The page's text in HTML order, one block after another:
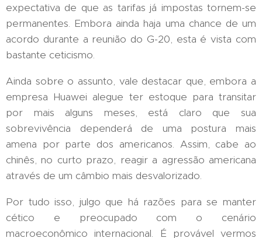
expectativa de que as tarifas já impostas tornem-se
permanentes. Embora ainda haja uma chance de um
acordo durante a reunião do G-20, esta é vista com
bastante ceticismo.
Ainda sobre o assunto, vale destacar que, embora a
empresa Huawei alegue ter estoque para transitar
por mais alguns meses, está claro que sua
sobrevivência dependerá de uma postura mais
amena por parte dos americanos. Assim, cabe ao
chinês, no curto prazo, reagir a agressão americana
através de um câmbio mais desvalorizado.
Por tudo isso, julgo que há razões para se manter
cético e preocupado com o cenário
macroeconômico internacional. É provável vermos